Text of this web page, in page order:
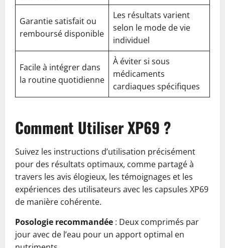
Garantie satisfait ou
remboursé disponible
Les résultats varient
selon le mode de vie
individuel
Facile à intégrer dans
la routine quotidienne
À éviter si sous
médicaments
cardiaques spécifiques
Comment Utiliser XP69 ?
Suivez les instructions d’utilisation précisément
pour des résultats optimaux, comme partagé à
travers les avis élogieux, les témoignages et les
expériences des utilisateurs avec les capsules XP69
de manière cohérente.
Posologie recommandée : Deux comprimés par
jour avec de l’eau pour un apport optimal en